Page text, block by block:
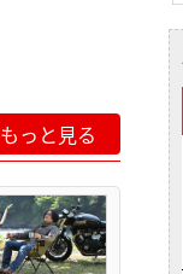
もっと見る